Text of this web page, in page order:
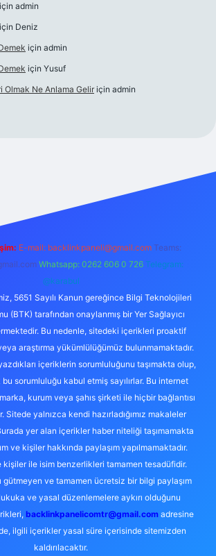
için admin
için Deniz
için admin
için Yusuf
Olmak Ne Anlama Gelir için admin
E-mail: backlinkpaneli@gmail.com Teams:
Whatsapp: 0262 606 0 726 Telegram:
@karabul
5651 Sayılı Kanun gereğince Bilgi Teknolojileri
(BTK) tarafından onaylanmış bir Yer Sağlayıcı
Bu nedenle, sitedeki içerikleri proaktif
araştırma yükümlülüğümüz bulunmamaktadır.
içeriklerin sorumluluğunu taşımakta olup,
sorumluluğu kabul etmiş sayılırlar. Bu internet
kurum veya şahıs şirketi ile hiçbir bağlantısı
Sitede yalnızca kendi hazırladığımız makaleler
yer alan içerikler haber niteliği taşımamakta
ve kişiler hakkında paylaşım yapılmamaktadır.
kişiler ile isim benzerlikleri tamamen tesadüfidir.
gütmeyen ve tamamen ücretsiz bir bilgi paylaşım
ve yasal düzenlemelere aykırı olduğunu
backlinkpanelicomtr@gmail.comadresine
ilgili içerikler yasal süre içerisinde sitemizden
kaldırılacaktır.